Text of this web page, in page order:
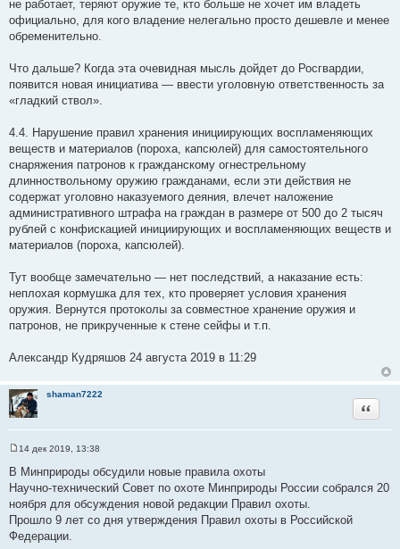
не работает, теряют оружие те, кто больше не хочет им владеть
официально, для кого владение нелегально просто дешевле и менее
обременительно.
Что дальше? Когда эта очевидная мысль дойдет до Росгвардии,
появится новая инициатива — ввести уголовную ответственность за
«гладкий ствол».
4.4. Нарушение правил хранения инициирующих воспламеняющих
веществ и материалов (пороха, капсюлей) для самостоятельного
снаряжения патронов к гражданскому огнестрельному
длинноствольному оружию гражданами, если эти действия не
содержат уголовно наказуемого деяния, влечет наложение
административного штрафа на граждан в размере от 500 до 2 тысяч
рублей с конфискацией инициирующих и воспламеняющих веществ и
материалов (пороха, капсюлей).
Тут вообще замечательно — нет последствий, а наказание есть:
неплохая кормушка для тех, кто проверяет условия хранения
оружия. Вернутся протоколы за совместное хранение оружия и
патронов, не прикрученные к стене сейфы и т.п.
Александр Кудряшов 24 августа 2019 в 11:29
shaman7222
Цитата
о
о
б
щ
е
н
и
е
14 дек 2019, 13:38
В Минприроды обсудили новые правила охоты
Научно-технический Совет по охоте Минприроды России собрался 20
ноября для обсуждения новой редакции Правил охоты.
Прошло 9 лет со дня утверждения Правил охоты в Российской
Федерации.